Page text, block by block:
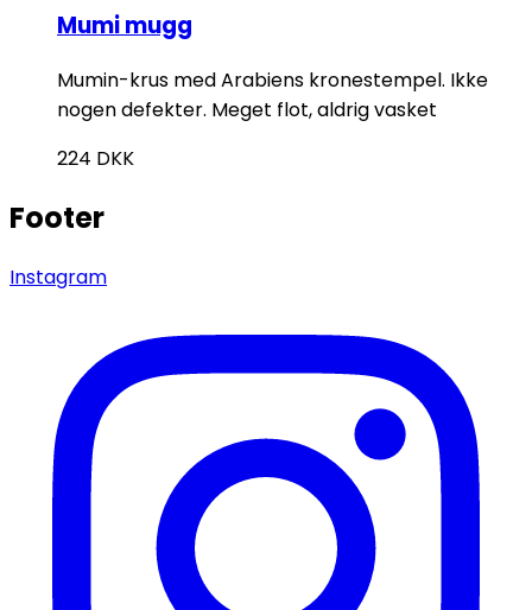
Mumi mugg
Mumin-krus med Arabiens kronestempel. Ikke
nogen defekter. Meget flot, aldrig vasket
224 DKK
Footer
Instagram